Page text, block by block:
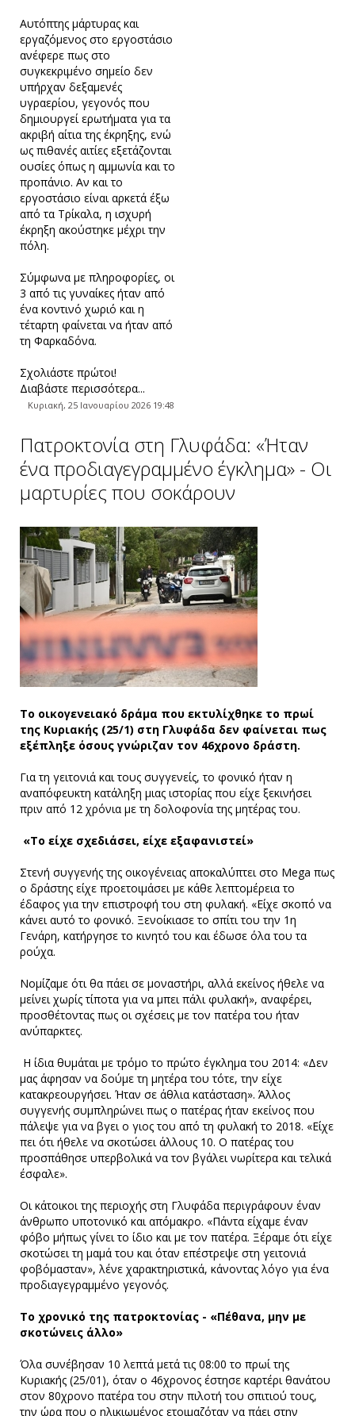
Αυτόπτης μάρτυρας και
εργαζόμενος στο εργοστάσιο
ανέφερε πως στο
συγκεκριμένο σημείο δεν
υπήρχαν δεξαμενές
υγραερίου, γεγονός που
δημιουργεί ερωτήματα για τα
ακριβή αίτια της έκρηξης, ενώ
ως πιθανές αιτίες εξετάζονται
ουσίες όπως η αμμωνία και το
προπάνιο. Αν και το
εργοστάσιο είναι αρκετά έξω
από τα Τρίκαλα, η ισχυρή
έκρηξη ακούστηκε μέχρι την
πόλη.
Σύμφωνα με πληροφορίες, οι
3 από τις γυναίκες ήταν από
ένα κοντινό χωριό και η
τέταρτη φαίνεται να ήταν από
τη Φαρκαδόνα.
Σχολιάστε πρώτοι!
Διαβάστε περισσότερα...
Κυριακή, 25 Ιανουαρίου 2026 19:48
Πατροκτονία στη Γλυφάδα: «Ήταν
ένα προδιαγεγραμμένο έγκλημα» - Οι
μαρτυρίες που σοκάρουν
Το οικογενειακό δράμα που εκτυλίχθηκε το πρωί
της Κυριακής (25/1) στη Γλυφάδα δεν φαίνεται πως
εξέπληξε όσους γνώριζαν τον 46χρονο δράστη.
Για τη γειτονιά και τους συγγενείς, το φονικό ήταν η
αναπόφευκτη κατάληξη μιας ιστορίας που είχε ξεκινήσει
πριν από 12 χρόνια με τη δολοφονία της μητέρας του.
«Το είχε σχεδιάσει, είχε εξαφανιστεί»
Στενή συγγενής της οικογένειας αποκαλύπτει στο Mega πως
ο δράστης είχε προετοιμάσει με κάθε λεπτομέρεια το
έδαφος για την επιστροφή του στη φυλακή. «Είχε σκοπό να
κάνει αυτό το φονικό. Ξενοίκιασε το σπίτι του την 1η
Γενάρη, κατήργησε το κινητό του και έδωσε όλα του τα
ρούχα.
Νομίζαμε ότι θα πάει σε μοναστήρι, αλλά εκείνος ήθελε να
μείνει χωρίς τίποτα για να μπει πάλι φυλακή», αναφέρει,
προσθέτοντας πως οι σχέσεις με τον πατέρα του ήταν
ανύπαρκτες.
Η ίδια θυμάται με τρόμο το πρώτο έγκλημα του 2014: «Δεν
μας άφησαν να δούμε τη μητέρα του τότε, την είχε
κατακρεουργήσει. Ήταν σε άθλια κατάσταση». Άλλος
συγγενής συμπληρώνει πως ο πατέρας ήταν εκείνος που
πάλεψε για να βγει ο γιος του από τη φυλακή το 2018. «Είχε
πει ότι ήθελε να σκοτώσει άλλους 10. Ο πατέρας του
προσπάθησε υπερβολικά να τον βγάλει νωρίτερα και τελικά
έσφαλε».
Οι κάτοικοι της περιοχής στη Γλυφάδα περιγράφουν έναν
άνθρωπο υποτονικό και απόμακρο. «Πάντα είχαμε έναν
φόβο μήπως γίνει το ίδιο και με τον πατέρα. Ξέραμε ότι είχε
σκοτώσει τη μαμά του και όταν επέστρεψε στη γειτονιά
φοβόμασταν», λένε χαρακτηριστικά, κάνοντας λόγο για ένα
προδιαγεγραμμένο γεγονός.
Το χρονικό της πατροκτονίας - «Πέθανα, μην με
σκοτώνεις άλλο»
Όλα συνέβησαν 10 λεπτά μετά τις 08:00 το πρωί της
Κυριακής (25/01), όταν ο 46χρονος έστησε καρτέρι θανάτου
στον 80χρονο πατέρα του στην πιλοτή του σπιτιού τους,
την ώρα που ο ηλικιωμένος ετοιμαζόταν να πάει στην